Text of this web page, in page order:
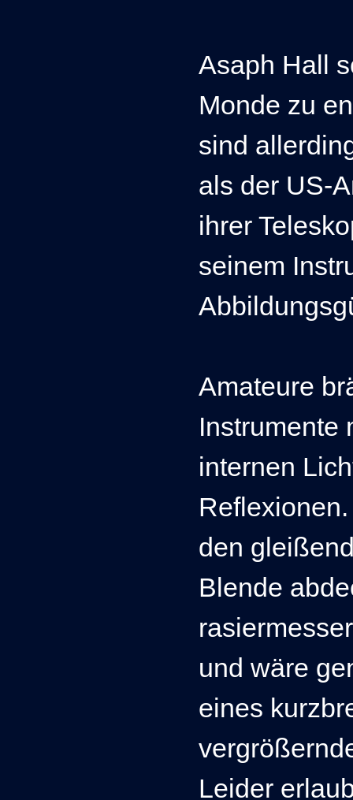
Asaph Hall
Monde zu
sind
als der US-
ihrer
seinem
Amateure
Instrumente
internen
den
Blende
und wäre
eines
Leider